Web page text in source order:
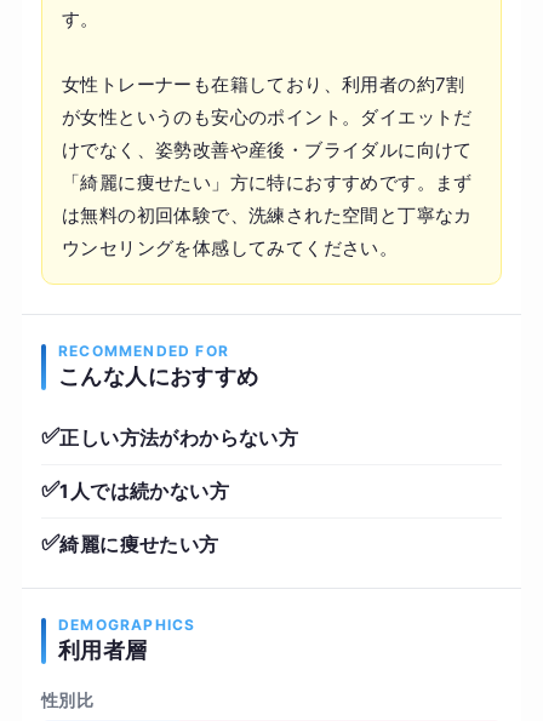
す。
女性トレーナーも在籍しており、利用者の約7割
が女性というのも安心のポイント。ダイエットだ
けでなく、姿勢改善や産後・ブライダルに向けて
「綺麗に痩せたい」方に特におすすめです。まず
は無料の初回体験で、洗練された空間と丁寧なカ
ウンセリングを体感してみてください。
RECOMMENDED FOR
こんな人におすすめ
✅正しい方法がわからない方
✅1人では続かない方
✅綺麗に痩せたい方
DEMOGRAPHICS
利用者層
性別比